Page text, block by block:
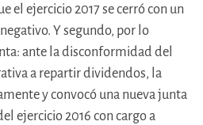
el ejercicio 2017 se cerró con un
Y segundo, por lo
ante la disconformidad del
a repartir dividendos, la
y convocó una nueva junta
ejercicio 2016 con cargo a